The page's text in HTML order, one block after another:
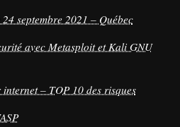
septembre 2021 – Québec
avec Metasploit et Kali GNU
– TOP 10 des risques